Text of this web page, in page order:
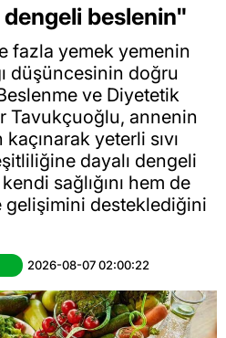
beslenin"
fazla yemek yemenin
düşüncesinin doğru
ve Diyetetik
Tavukçuoğlu, annenin
yeterli sıvı
dayalı dengeli
sağlığını hem de
gelişimini desteklediğini
2026-08-07 02:00:22